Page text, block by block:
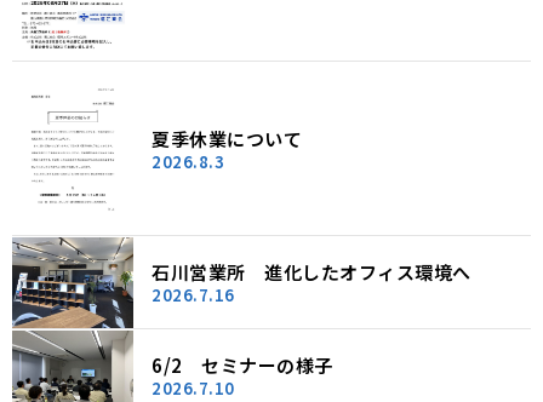
夏季休業について
2026.8.3
石川営業所 進化したオフィス環境へ
2026.7.16
6/2 セミナーの様子
2026.7.10